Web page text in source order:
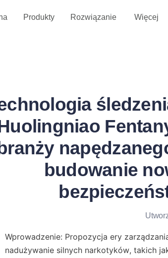
Produkty Rozwiązanie Więcej
branży
budowanie
Wprowadzenie: Propozycja ery
nadużywanie silnych narkotyków, takich